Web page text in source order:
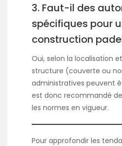
3. Faut-il des
spécifiques pour
construction
Oui, selon la localisation
structure (couverte ou
administratives peuvent
est donc recommandé de
les normes en vigueur.
Pour approfondir les